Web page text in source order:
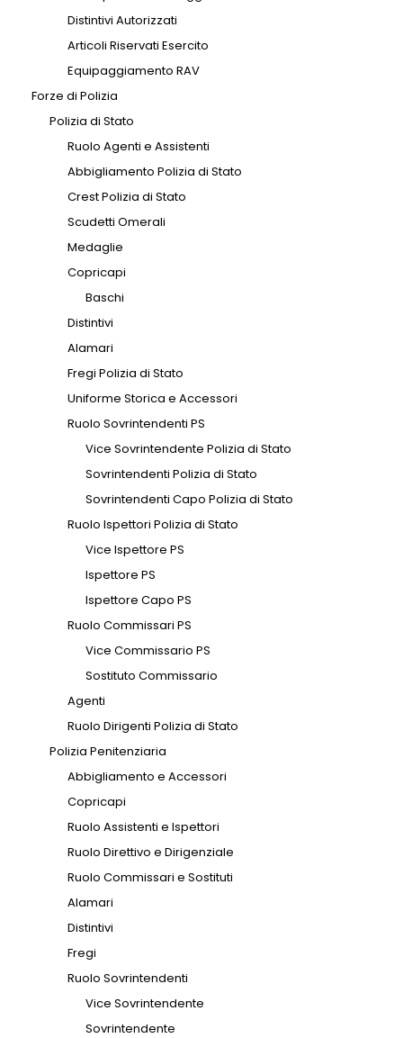
Distintivi Autorizzati
Articoli Riservati Esercito
Equipaggiamento RAV
Forze di Polizia
Polizia di Stato
Ruolo Agenti e Assistenti
Abbigliamento Polizia di Stato
Crest Polizia di Stato
Scudetti Omerali
Medaglie
Copricapi
Baschi
Distintivi
Alamari
Fregi Polizia di Stato
Uniforme Storica e Accessori
Ruolo Sovrintendenti PS
Vice Sovrintendente Polizia di Stato
Sovrintendenti Polizia di Stato
Sovrintendenti Capo Polizia di Stato
Ruolo Ispettori Polizia di Stato
Vice Ispettore PS
Ispettore PS
Ispettore Capo PS
Ruolo Commissari PS
Vice Commissario PS
Sostituto Commissario
Agenti
Ruolo Dirigenti Polizia di Stato
Polizia Penitenziaria
Abbigliamento e Accessori
Copricapi
Ruolo Assistenti e Ispettori
Ruolo Direttivo e Dirigenziale
Ruolo Commissari e Sostituti
Alamari
Distintivi
Fregi
Ruolo Sovrintendenti
Vice Sovrintendente
Sovrintendente